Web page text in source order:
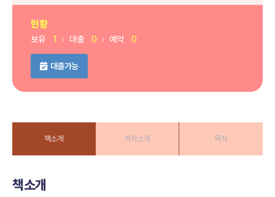
현황
보유 1 대출 0 예약 0
대출가능
책소개 저자소개 목차
책소개